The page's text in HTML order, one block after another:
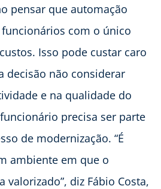
pensar que automação
com o único
Isso pode custar caro
decisão não considerar
e na qualidade do
precisa ser parte
de modernização. “É
ambiente em que o
valorizado”, diz Fábio Costa,